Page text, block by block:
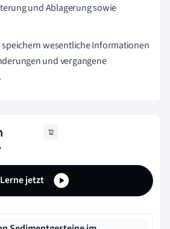
und Ablagerung sowie
wesentliche Informationen
und vergangene
12
Lerne jetzt